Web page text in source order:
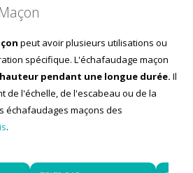
peut avoir plusieurs utilisations ou
spécifique. L'échafaudage maçon
pendant une longue durée. Il
de l'échelle, de l'escabeau ou de la
échafaudages maçons des
.